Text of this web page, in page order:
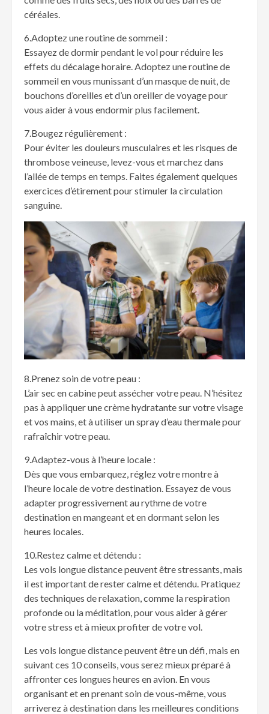
céréales.
6.Adoptez une routine de sommeil :
Essayez de dormir pendant le vol pour réduire les
effets du décalage horaire. Adoptez une routine de
sommeil en vous munissant d’un masque de nuit, de
bouchons d’oreilles et d’un oreiller de voyage pour
vous aider à vous endormir plus facilement.
7.Bougez régulièrement :
Pour éviter les douleurs musculaires et les risques de
thrombose veineuse, levez-vous et marchez dans
l’allée de temps en temps. Faites également quelques
exercices d’étirement pour stimuler la circulation
sanguine.
8.Prenez soin de votre peau :
L’air sec en cabine peut assécher votre peau. N’hésitez
pas à appliquer une crème hydratante sur votre visage
et vos mains, et à utiliser un spray d’eau thermale pour
rafraîchir votre peau.
9.Adaptez-vous à l’heure locale :
Dès que vous embarquez, réglez votre montre à
l’heure locale de votre destination. Essayez de vous
adapter progressivement au rythme de votre
destination en mangeant et en dormant selon les
heures locales.
10.Restez calme et détendu :
Les vols longue distance peuvent être stressants, mais
il est important de rester calme et détendu. Pratiquez
des techniques de relaxation, comme la respiration
profonde ou la méditation, pour vous aider à gérer
votre stress et à mieux profiter de votre vol.
Les vols longue distance peuvent être un défi, mais en
suivant ces 10 conseils, vous serez mieux préparé à
affronter ces longues heures en avion. En vous
organisant et en prenant soin de vous-même, vous
arriverez à destination dans les meilleures conditions